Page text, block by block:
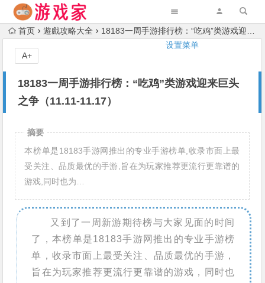
设置菜单
首页 遊戲攻略大全 18183一周手游排行榜：“吃鸡”类游戏迎来巨头之争（11.11-11.17）
18183一周手游排行榜：“吃鸡”类游戏迎来巨头
之争（11.11-11.17）
A+
摘要
本榜单是18183手游网推出的专业手游榜单,收录市面上最
受关注、品质最优的手游,旨在为玩家推荐更流行更靠谱的
游戏,同时也为…
又到了一周新游期待榜与大家见面的时间
了，本榜单是18183手游网推出的专业手游榜
单，收录市面上最受关注、品质最优的手游，
旨在为玩家推荐更流行更靠谱的游戏，同时也